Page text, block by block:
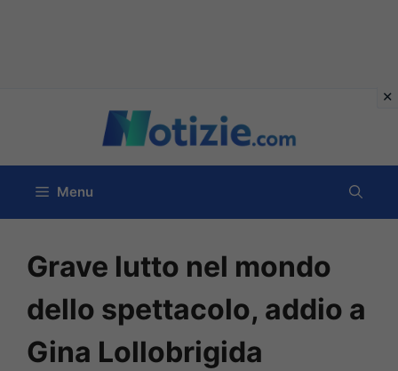
contenuto
Menu
Grave lutto nel mondo
dello spettacolo, addio a
Gina Lollobrigida